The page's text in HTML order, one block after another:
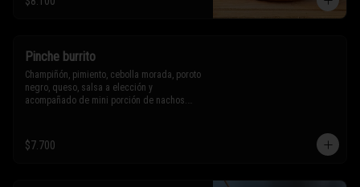
Sólo puedes solicitar eliminar un
Pinche burrito
Champiñón, pimiento, cebolla morada, poroto
negro, queso, salsa a elección y
acompañado de mini porción de nachos.
* Los ingredientes no son intercambiables.
$7.700